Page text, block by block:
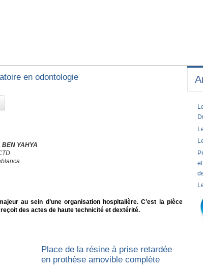
en odontologie
BEN YAHYA
au sein d’une organisation hospitalière. C’est la pièce
des actes de haute technicité et dextérité.
Place de la résine à prise retardée
en prothèse amovible complète